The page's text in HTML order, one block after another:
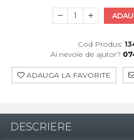
Cod Produs:
Ai nevoie de ajutor?
ADAUGA LA FAVORITE
DESCRIERE